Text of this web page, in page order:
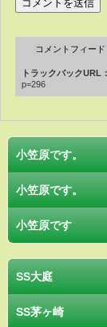
コメントフィード
トラックバックURL：
p=296
小笠原です。
小笠原です。
小笠原です
SS大庭
SS茅ヶ崎